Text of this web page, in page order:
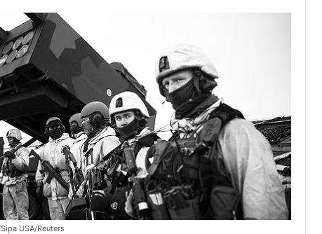
Sipa USA/Reuters